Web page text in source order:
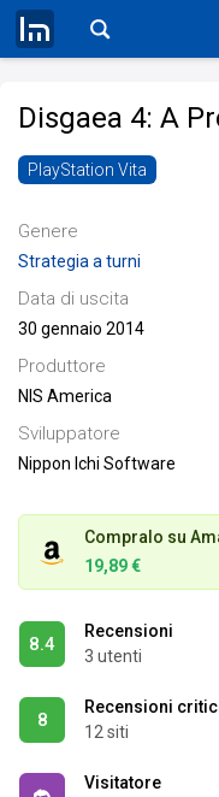
Disgaea 4: A
PlayStation Vita
Genere
Strategia a turni
Data di uscita
30 gennaio 2014
Produttore
NIS America
Sviluppatore
Nippon Ichi Software
Compralo su
19,89 €
8.4
Recensioni
3 utenti
8
Recensioni
12 siti
Visitatore